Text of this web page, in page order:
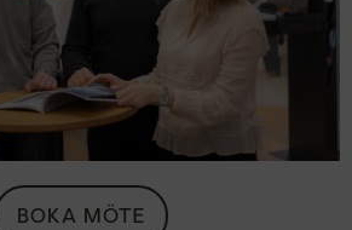
BOKA MÖTE